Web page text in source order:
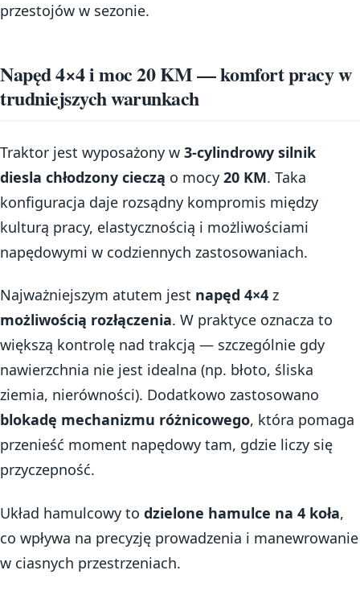
przestojów w sezonie.
Napęd 4×4 i moc 20 KM — komfort pracy w
trudniejszych warunkach
Traktor jest wyposażony w 3-cylindrowy silnik
diesla chłodzony cieczą o mocy 20 KM. Taka
konfiguracja daje rozsądny kompromis między
kulturą pracy, elastycznością i możliwościami
napędowymi w codziennych zastosowaniach.
Najważniejszym atutem jest napęd 4×4 z
możliwością rozłączenia. W praktyce oznacza to
większą kontrolę nad trakcją — szczególnie gdy
nawierzchnia nie jest idealna (np. błoto, śliska
ziemia, nierówności). Dodatkowo zastosowano
blokadę mechanizmu różnicowego, która pomaga
przenieść moment napędowy tam, gdzie liczy się
przyczepność.
Układ hamulcowy to dzielone hamulce na 4 koła,
co wpływa na precyzję prowadzenia i manewrowanie
w ciasnych przestrzeniach.